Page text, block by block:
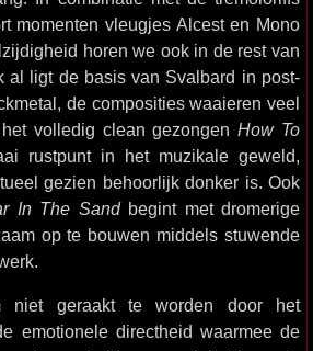
momenten vleugjes Alcest en Mono
horen we ook in de rest van
al ligt de basis van Svalbard in post-
de composities waaieren veel
volledig clean gezongenHow To
rustpunt in het muzikale geweld,
gezien behoorlijk donker is. Ook
In The Sandbegint met dromerige
op te bouwen middels stuwende
niet geraakt te worden door het
emotionele directheid waarmee de